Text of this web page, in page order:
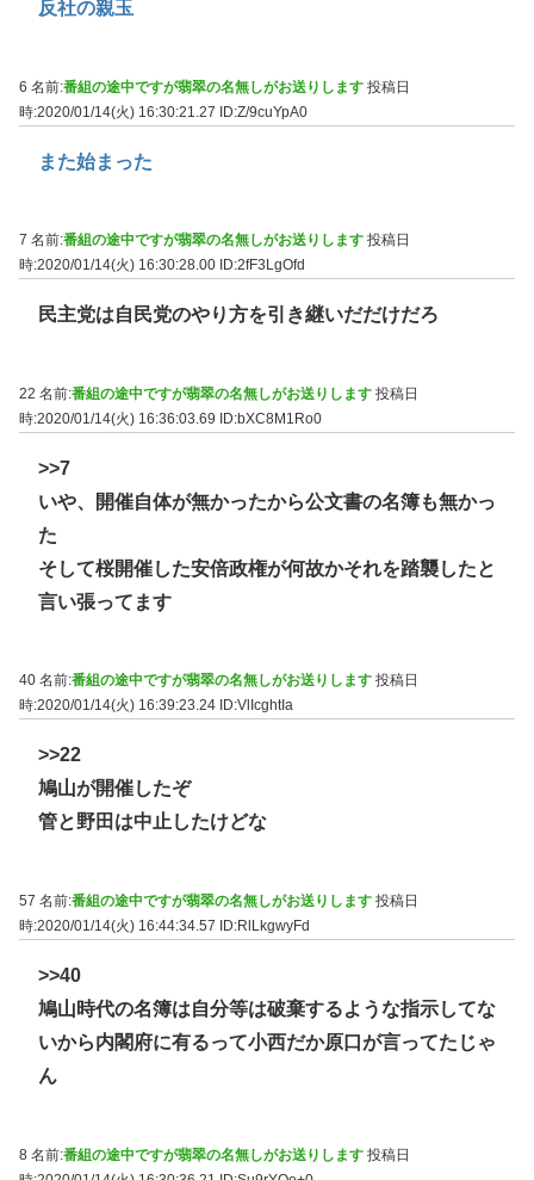
反社の親玉
6 名前:番組の途中ですが翡翠の名無しがお送りします 投稿日
時:2020/01/14(火) 16:30:21.27 ID:Z/9cuYpA0
また始まった
7 名前:番組の途中ですが翡翠の名無しがお送りします 投稿日
時:2020/01/14(火) 16:30:28.00 ID:2fF3LgOfd
民主党は自民党のやり方を引き継いだだけだろ
22 名前:番組の途中ですが翡翠の名無しがお送りします 投稿日
時:2020/01/14(火) 16:36:03.69 ID:bXC8M1Ro0
>>7
いや、開催自体が無かったから公文書の名簿も無かっ
た
そして桜開催した安倍政権が何故かそれを踏襲したと
言い張ってます
40 名前:番組の途中ですが翡翠の名無しがお送りします 投稿日
時:2020/01/14(火) 16:39:23.24 ID:VlIcghtIa
>>22
鳩山が開催したぞ
管と野田は中止したけどな
57 名前:番組の途中ですが翡翠の名無しがお送りします 投稿日
時:2020/01/14(火) 16:44:34.57
ID:RlLkgwyFd
>>40
鳩山時代の名簿は自分等は破棄するような指示してな
いから内閣府に有るって小西だか原口が言ってたじゃ
ん
8 名前:番組の途中ですが翡翠の名無しがお送りします 投稿日